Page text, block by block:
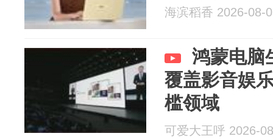
海滨稻香 2026-08-
鸿蒙电脑
覆盖影音娱
槛领域
可爱大王呼 2026-